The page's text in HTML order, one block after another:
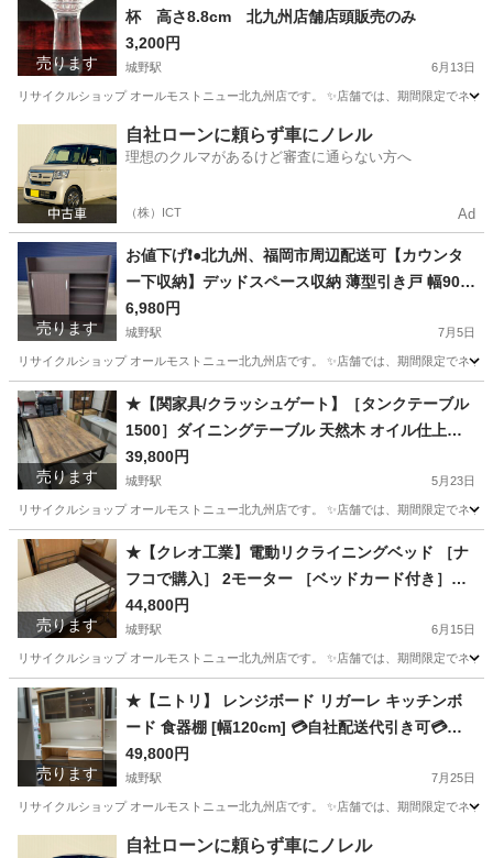
売ります
杯 高さ8.8cm 北九州店舗店頭販売のみ
3,200円
城野駅 6月13日
リサイクルショップ オールモストニュー北九州店です。 ✨️店舗では、期間限定でネ
城野駅 食器 商品
自社ローンに頼らず車にノレル
理想のクルマがあるけど審査に通らない方へ
（株）ICT Ad
売ります
お値下げ❗️●北九州、福岡市周辺配送可【カウンタ
ー下収納】デッドスペース収納 薄型引き戸 幅90c
m 【配達に設置込み】💳自社配送時🌟代引き可💳
※現金、クレジット、スマホ決済対応※ 【配達は
要決済前問い合わせ】
6,980円
城野駅 7月5日
リサイクルショップ オールモストニュー北九州店です。 ✨️店舗では、期間限定でネ
福岡 北九州市 城野駅 収納家具 商品
売ります
★【関家具/クラッシュゲート】［タンクテーブル
1500］ダイニングテーブル 天然木 オイル仕上げ
【99,000円で購入】【配達に設置込み】💳配送時
🌟代引き可💳※現金、クレジット、スマホ決済対
応※
39,800円
城野駅 5月23日
リサイクルショップ オールモストニュー北九州店です。 ✨️店舗では、期間限定でネ
福岡 北九州市 城野駅 テーブル 商品
売ります
★【クレオ工業】電動リクライニングベッド ［ナ
フコで購入］ 2モーター ［ベッドカード付き］
［AP2-221M-H］【3ヶ月保証】💳配送時🌟代引き
可💳※現金、クレジット、スマホ決済対応※
44,800円
城野駅 6月15日
リサイクルショップ オールモストニュー北九州店です。 ✨️店舗では、期間限定でネ
福岡 北九州市 城野駅 商品
売ります
★【ニトリ】 レンジボード リガーレ キッチンボ
ード 食器棚 [幅120cm] 💳自社配送代引き可💳※
現金、クレジット、スマホ決済対応※
49,800円
城野駅 7月25日
リサイクルショップ オールモストニュー北九州店です。 ✨️店舗では、期間限定でネ
城野駅 収納家具 商品
自社ローンに頼らず車にノレル